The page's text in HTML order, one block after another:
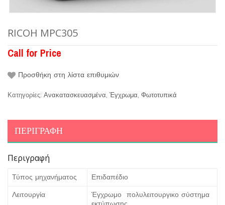
RICOH MPC305
Call for Price
Προσθήκη στη λίστα επιθυμιών
Κατηγορίες: Ανακατασκευασμένα, Έγχρωμα, Φωτοτυπικά
ΠΕΡΙΓΡΑΦΉ
Περιγραφή
Τύπος μηχανήματος
Επιδαπέδιο
Λειτουργία
Έγχρωμο πολυλειτουργικο σύστημα